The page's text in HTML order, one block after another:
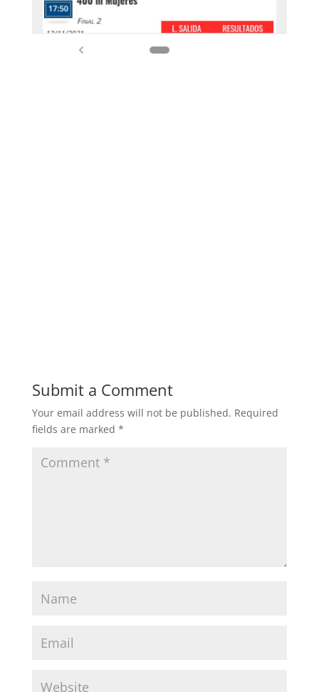
Submit a Comment
Your email address will not be published. Required
fields are marked *